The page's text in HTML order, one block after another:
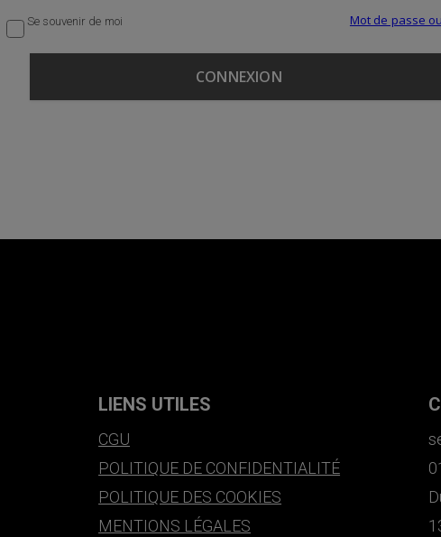
Se souvenir de moi Mot de passe
LIENS UTILES
CGU
POLITIQUE DE CONFIDENTIALITÉ
POLITIQUE DES COOKIES
MENTIONS LÉGALES